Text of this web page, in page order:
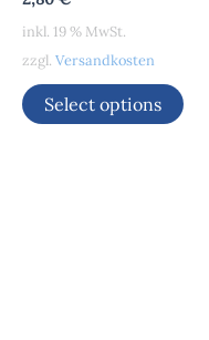
inkl. 19 % MwSt.
zzgl. Versandkosten
Select options